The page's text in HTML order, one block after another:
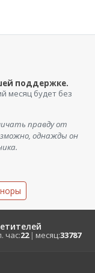
поддержке.
месяц будет без
правду от
однажды он
час:22 | месяц:33787